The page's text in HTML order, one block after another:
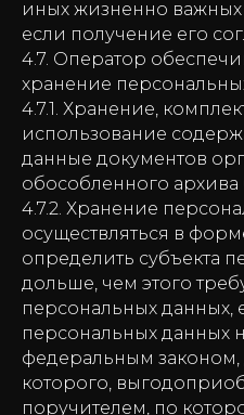
иных жизненно важных
если получение его
4.7. Оператор
хранение
4.7.1. Хранение,
использование
данные документов
обособленного архива
4.7.2. Хранение
осуществляться в
определить субъекта
дольше, чем этого
персональных данных,
персональных данных
федеральным
которого,
поручителем, по